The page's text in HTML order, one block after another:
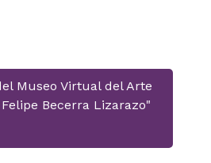
Museo Virtual del Arte
Becerra Lizarazo"